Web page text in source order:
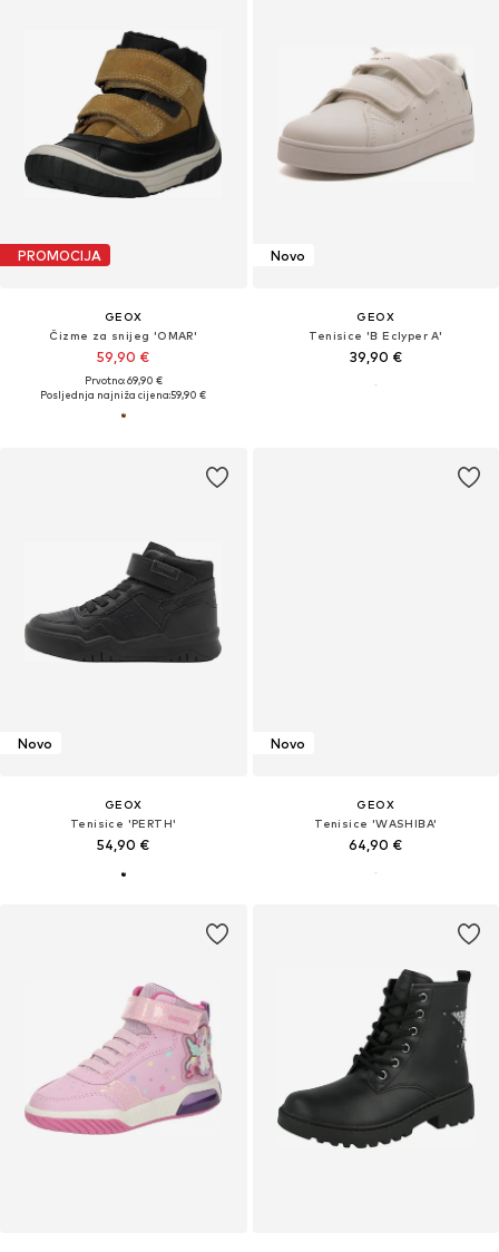
PROMOCIJA
GEOX
Čizme za snijeg 'OMAR'
59,90 €
Prvotno: 69,90 €
Posljednja najniža cijena:59,90 €
Novo
GEOX
Tenisice 'B Eclyper A'
39,90 €
Novo
GEOX
Tenisice 'PERTH'
54,90 €
Novo
GEOX
Tenisice 'WASHIBA'
64,90 €